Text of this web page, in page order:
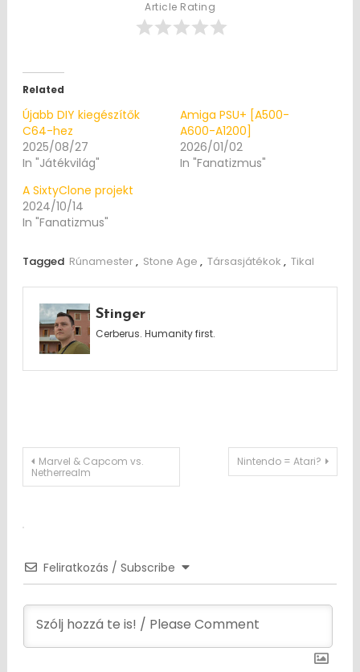
Article Rating
Related
Újabb DIY kiegészítők
C64-hez
2025/08/27
In "Játékvilág"
Amiga PSU+ [A500-
A600-A1200]
2026/01/02
In "Fanatizmus"
A SixtyClone projekt
2024/10/14
In "Fanatizmus"
Tagged Rúnamester, Stone Age , Társasjátékok , Tikal
Stinger
Cerberus. Humanity first.
Post
Marvel & Capcom vs.
Netherrealm
Nintendo = Atari?
Feliratkozás / Subscribe